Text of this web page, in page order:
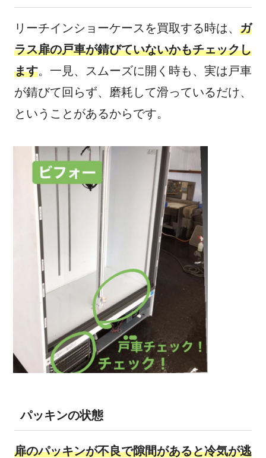
リーチインショーケースを買取する時は、 ガ
ラス扉の戸車が錆びていないかもチェックし
ます。一見、スムーズに開く時も、実は戸車
が錆びて回らず、磨耗して滑っているだけ、
ということがあるからです。
パッキンの状態
扉のパッキンが不良で隙間があると冷気が逃